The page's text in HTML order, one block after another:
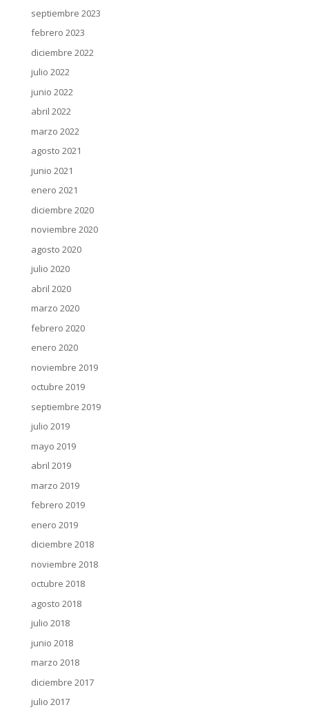
septiembre 2023
febrero 2023
diciembre 2022
julio 2022
junio 2022
abril 2022
marzo 2022
agosto 2021
junio 2021
enero 2021
diciembre 2020
noviembre 2020
agosto 2020
julio 2020
abril 2020
marzo 2020
febrero 2020
enero 2020
noviembre 2019
octubre 2019
septiembre 2019
julio 2019
mayo 2019
abril 2019
marzo 2019
febrero 2019
enero 2019
diciembre 2018
noviembre 2018
octubre 2018
agosto 2018
julio 2018
junio 2018
marzo 2018
diciembre 2017
julio 2017